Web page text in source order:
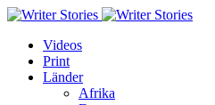
Videos
Print
Länder
Afrika